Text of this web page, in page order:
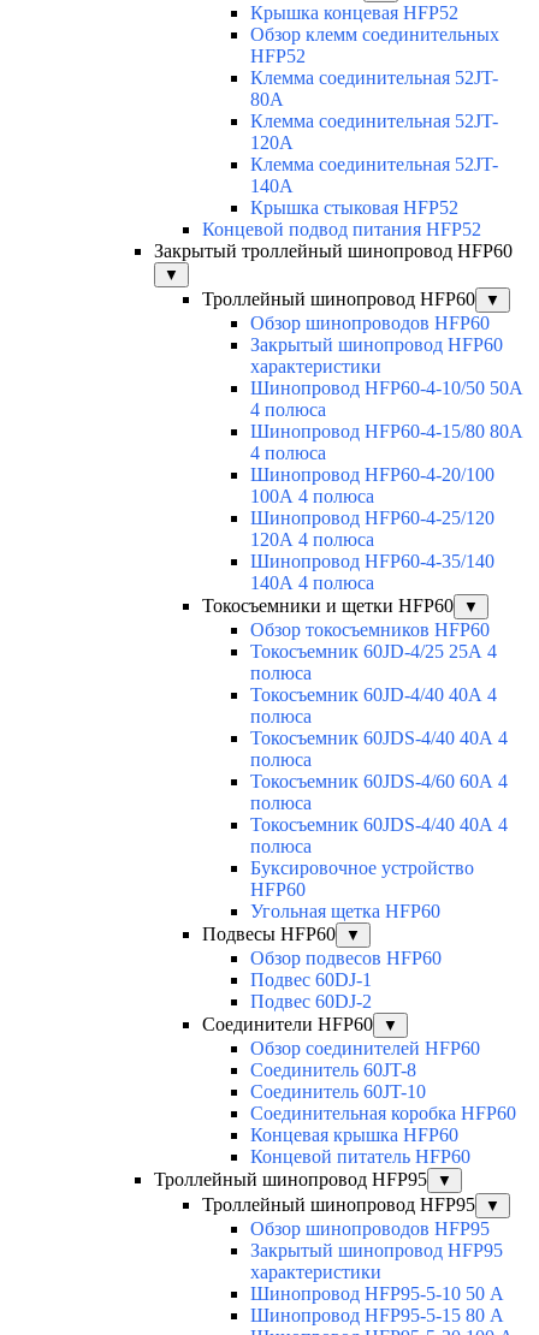
Крышка концевая HFP52
Обзор клемм соединительных
HFP52
Клемма соединительная 52JT-
80A
Клемма соединительная 52JT-
120A
Клемма соединительная 52JT-
140A
Крышка стыковая HFP52
Концевой подвод питания HFP52
Закрытый троллейный шинопровод HFP60
▼
Троллейный шинопровод HFP60 ▼
Обзор шинопроводов HFP60
Закрытый шинопровод HFP60
характеристики
Шинопровод HFP60-4-10/50 50А
4 полюса
Шинопровод HFP60-4-15/80 80А
4 полюса
Шинопровод HFP60-4-20/100
100А 4 полюса
Шинопровод HFP60-4-25/120
120А 4 полюса
Шинопровод HFP60-4-35/140
140А 4 полюса
Токосъемники и щетки HFP60
▼
Обзор токосъемников HFP60
Токосъемник 60JD-4/25 25А 4
полюса
Токосъемник 60JD-4/40 40А 4
полюса
Токосъемник 60JDS-4/40 40А 4
полюса
Токосъемник 60JDS-4/60 60А 4
полюса
Токосъемник 60JDS-4/40 40А 4
полюса
Буксировочное устройство
HFP60
Угольная щетка HFP60
Подвесы HFP60
▼
Обзор подвесов HFP60
Подвес 60DJ-1
Подвес 60DJ-2
Соединители HFP60
▼
Обзор соединителей HFP60
Соединитель 60JT-8
Соединитель 60JT-10
Соединительная коробка HFP60
Концевая крышка HFP60
Концевой питатель HFP60
Троллейный шинопровод HFP95
▼
Троллейный шинопровод HFP95 ▼
Обзор шинопроводов HFP95
Закрытый шинопровод HFP95
характеристики
Шинопровод HFP95-5-10 50 А
Шинопровод HFP95-5-15 80 А